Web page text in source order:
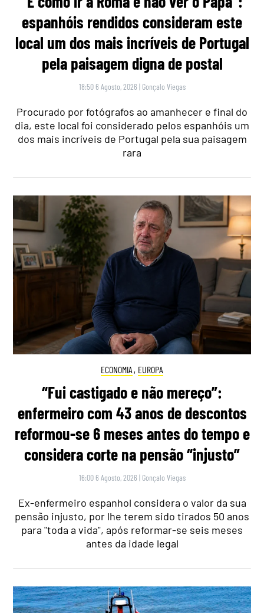
espanhóis rendidos consideram este
local um dos mais incríveis de Portugal
pela paisagem digna de postal
18:50 6 Agosto, 2026 | Gonçalo Viegas
Procurado por fotógrafos ao amanhecer e final do
dia, este local foi considerado pelos espanhóis um
dos mais incríveis de Portugal pela sua paisagem
rara
ECONOMIA , EUROPA
“Fui castigado e não mereço”:
enfermeiro com 43 anos de descontos
reformou-se 6 meses antes do tempo e
considera corte na pensão “injusto”
16:00 6 Agosto, 2026 | Gonçalo Viegas
Ex-enfermeiro espanhol considera o valor da sua
pensão injusto, por lhe terem sido tirados 50 anos
para "toda a vida", após reformar-se seis meses
antes da idade legal